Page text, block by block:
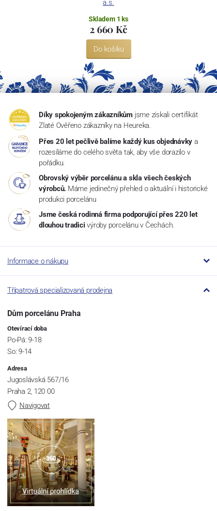
a.s.
Skladem 1 ks
2 660 Kč
Do košíku
Díky spokojeným zákazníkům jsme získali certifikát
Zlaté Ověřeno zákazníky na Heureka.
Přes 20 let pečlivě balíme každý kus objednávky a
rozesíláme do celého světa tak, aby vše dorazilo v
pořádku.
Obrovský výběr porcelánu a skla všech českých
výrobců. Máme jedinečný přehled o aktuální i historické
produkci porcelánu
Jsme česká rodinná firma podporující přes 220 let
dlouhou tradici výroby porcelánu v Čechách.
Informace o nákupu
Třípatrová specializovaná prodejna
Dům porcelánu Praha
Otevírací doba
Po-Pá: 9-18
So: 9-14
Adresa
Jugoslávská 567/16
Praha 2, 120 00
Navigovat